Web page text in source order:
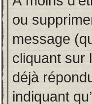
ou
message
cliquant sur
déjà
indiquant